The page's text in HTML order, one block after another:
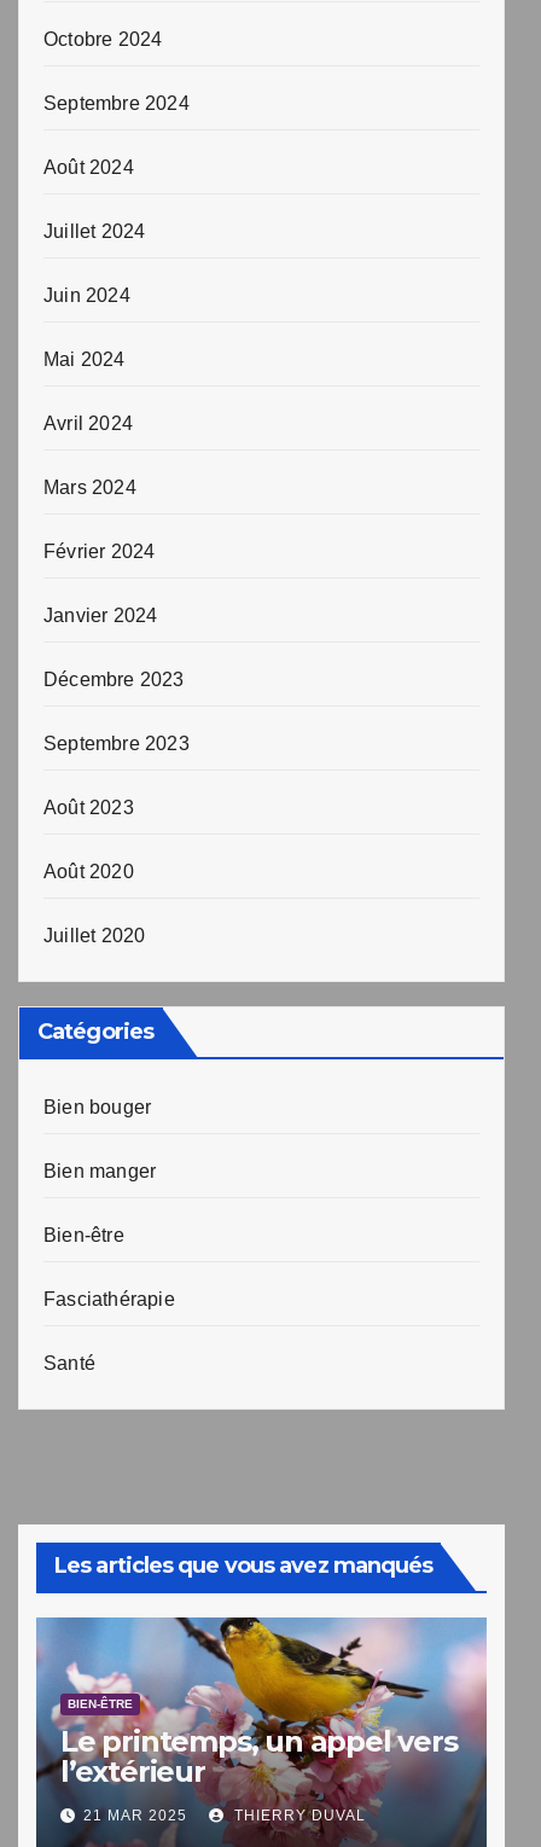
Octobre 2024
Septembre 2024
Août 2024
Juillet 2024
Juin 2024
Mai 2024
Avril 2024
Mars 2024
Février 2024
Janvier 2024
Décembre 2023
Septembre 2023
Août 2023
Août 2020
Juillet 2020
Catégories
Bien bouger
Bien manger
Bien-être
Fasciathérapie
Santé
Les articles que vous avez manqués
BIEN-ÊTRE
Le printemps, un appel vers
l’extérieur
21 MAR 2025 THIERRY DUVAL